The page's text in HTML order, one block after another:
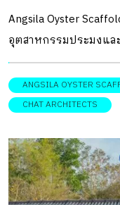
สำนักงานศิลปวัฒนธรร
CHAT architects เป็
ไทยกะเหรี่ยงโผล่ว ศึก
จนถึงระบบขึงเชือกหุ่น
ปัจจุบันนี้ ขณะเดียวกัน
สังเกตพฤติกรรมและ
การศึกษาก่อนงานออ
Angsila Oyster
อุตสาหกรรมประมงแล
ชุมชนชาวประมงเก่าแ
ชลบุรี ที่มีชื่อเสียงด้าน
เลี้ยงหอยแมลงภู่ หอย
DIRECTORYออกแบบ:
ท้องถิ่นที่เคยรุ่งเรืองใ
ปัญหาทั้งด้านสิ่งแวดล้อ
ANGSILA OYSTER
CHAT ARCHITECTS